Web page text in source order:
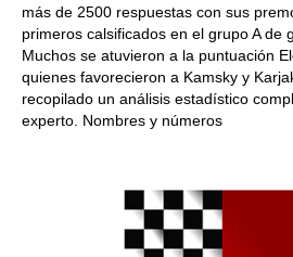
más de 2500 respuestas con sus
primeros calsificados en el grupo A de
Muchos se atuvieron a la puntuación
quienes favorecieron a Kamsky y
recopilado un análisis estadístico
experto. Nombres y números